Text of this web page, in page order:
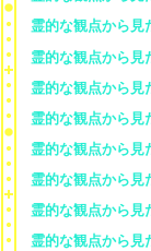
霊的な観点から
霊的な観点から
霊的な観点から
霊的な観点から
霊的な観点から
霊的な観点から
霊的な観点から
霊的な観点から